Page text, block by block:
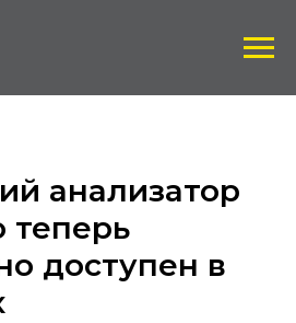
анализатор
теперь
доступен в